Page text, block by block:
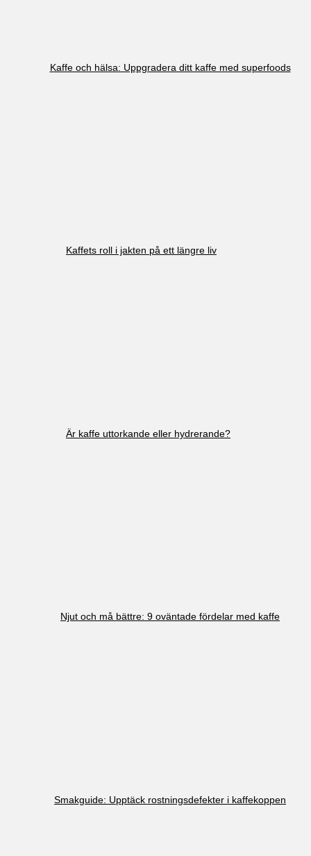
Kaffe och hälsa: Uppgradera ditt kaffe med superfoods
Kaffets roll i jakten på ett längre liv
Är kaffe uttorkande eller hydrerande?
Njut och må bättre: 9 oväntade fördelar med kaffe
Smakguide: Upptäck rostningsdefekter i kaffekoppen